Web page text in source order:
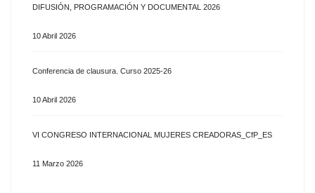
DIFUSIÓN, PROGRAMACIÓN Y DOCUMENTAL 2026
10 Abril 2026
Conferencia de clausura. Curso 2025-26
10 Abril 2026
VI CONGRESO INTERNACIONAL MUJERES CREADORAS_CfP_ES
11 Marzo 2026